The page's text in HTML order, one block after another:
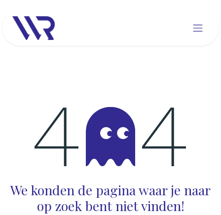
Fout 404
We konden de pagina waar je naar
op zoek bent niet vinden!